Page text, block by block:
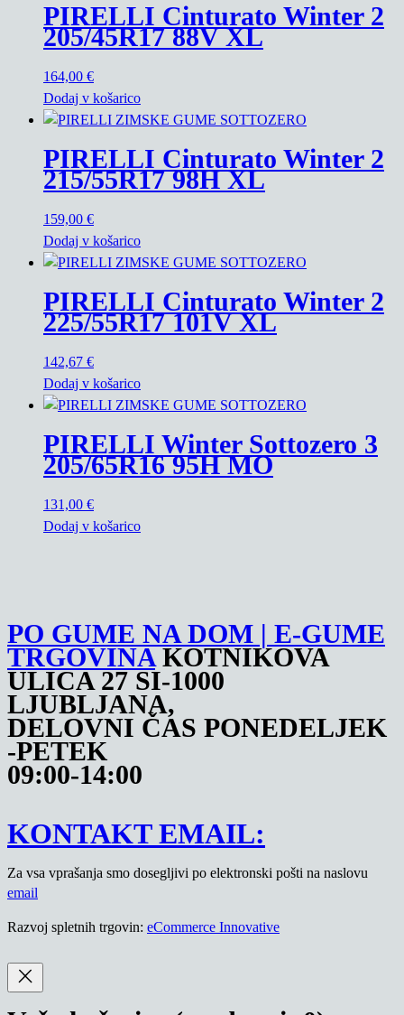
PIRELLI Cinturato Winter 2
205/45R17 88V XL
164,00 €
Dodaj v košarico
PIRELLI Cinturato Winter 2
215/55R17 98H XL
159,00 €
Dodaj v košarico
PIRELLI Cinturato Winter 2
225/55R17 101V XL
142,67 €
Dodaj v košarico
PIRELLI Winter Sottozero 3
205/65R16 95H MO
131,00 €
Dodaj v košarico
PO GUME NA DOM | E-GUME
TRGOVINAKOTNIKOVA
ULICA 27 SI-1000
LJUBLJANA,
DELOVNI ČAS PONEDELJEK
-PETEK
09:00-14:00
KONTAKT EMAIL:
Za vsa vprašanja smo dosegljivi po elektronski pošti na naslovu
email
Razvoj spletnih trgovin: eCommerce Innovative